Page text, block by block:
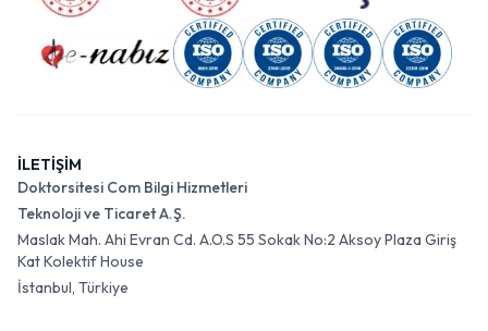
İLETİŞİM
Doktorsitesi Com Bilgi Hizmetleri
Teknoloji ve Ticaret A.Ş.
Maslak Mah. Ahi Evran Cd. A.O.S 55 Sokak No:2 Aksoy Plaza Giriş
Kat Kolektif House
İstanbul, Türkiye